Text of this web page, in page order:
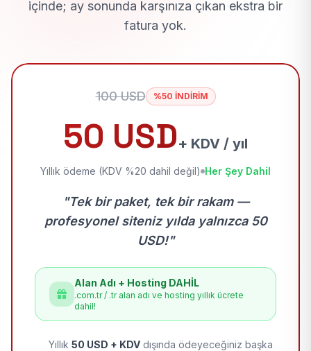
içinde; ay sonunda karşınıza çıkan ekstra bir
fatura yok.
100 USD %50 İNDİRİM
50 USD+ KDV / yıl
Yıllık ödeme (KDV %20 dahil değil) Her Şey Dahil
"Tek bir paket, tek bir rakam —
profesyonel siteniz yılda yalnızca 50
USD!"
Alan Adı + Hosting DAHİL
.com.tr / .tr alan adı ve hosting yıllık ücrete
dahil!
Yıllık 50 USD + KDV dışında ödeyeceğiniz başka